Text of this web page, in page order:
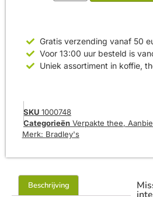
Gratis verzending vanaf 50
Voor 13:00 uur besteld is
Uniek assortiment in koffie,
SKU 1000748
Categorieën Verpakte thee,
Merk: Bradley's
Beschrijving